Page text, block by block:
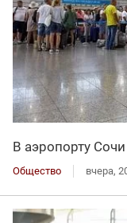
В аэропорту
Общество вчера,